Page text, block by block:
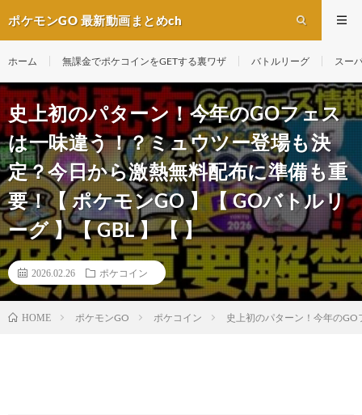
ポケモンGO 最新動画まとめch
ホーム 無課金でポケコインをGETする裏ワザ バトルリーグ スー
史上初のパターン！今年のGOフェス
は一味違う！？ミュウツー登場も決
定？今日から激熱無料配布に準備も重
要！【 ポケモンGO 】【 GOバトルリ
ーグ 】【 GBL 】【 】
2026.02.26 ポケコイン
HOME ポケモンGO ポケコイン 史上初のパターン！今年のGO